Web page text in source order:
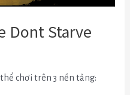
Dont Starve
chơi trên 3 nền tảng: